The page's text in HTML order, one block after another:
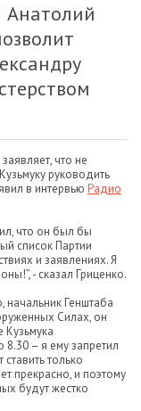
что не
руководить
в интервью Радио
что он был бы
список Партии
и заявлениях. Я
- сказал Гриценко.
начальник Генштаба
Силах, он
– я ему запретил
только
прекрасно, и поэтому
будут жестко